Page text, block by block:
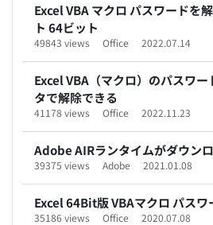
Excel VBA マクロ パスワードを
ト 64ビット
49843 views Office 2022.07.14
Excel VBA（マクロ）のパスワー
タで解除できる
41178 views Office 2022.11.23
Adobe AIRランタイムがダウン
39375 views Adobe 2021.01.08
Excel 64Bit版 VBAマクロ パスワ
35186 views Office 2020.07.08